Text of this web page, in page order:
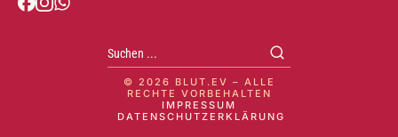
© 2026 BLUT.EV – ALLE
RECHTE VORBEHALTEN
IMPRESSUM
DATENSCHUTZERKLÄRUNG